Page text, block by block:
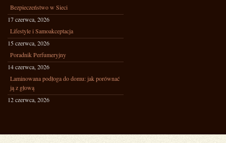
Bezpieczeństwo w Sieci
17 czerwca, 2026
Lifestyle i Samoakceptacja
15 czerwca, 2026
Poradnik Perfumeryjny
14 czerwca, 2026
Laminowana podłoga do domu: jak porównać
ją z głową
12 czerwca, 2026